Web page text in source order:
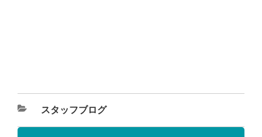
スタッフブログ